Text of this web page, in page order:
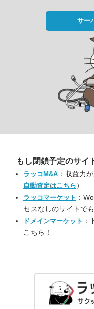
サー
もし閉鎖予定のサイ
ラッコM&A ：収益力
自動査定はこちら ）
ラッコマーケット ：
セスなしのサイトで
ドメインマーケット
こちら！